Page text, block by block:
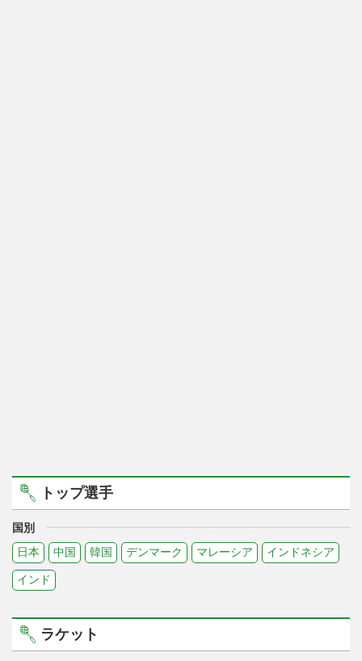
トップ選手
国別
日本
中国 韓国 デンマーク マレーシア インドネシア
インド
ラケット